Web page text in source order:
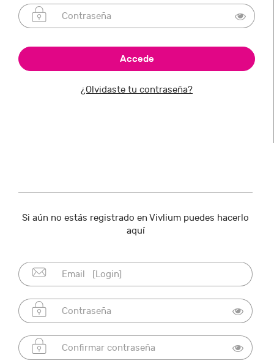
¿Olvidaste tu contraseña?
Si aún no estás registrado en Vivlium puedes hacerlo
aquí